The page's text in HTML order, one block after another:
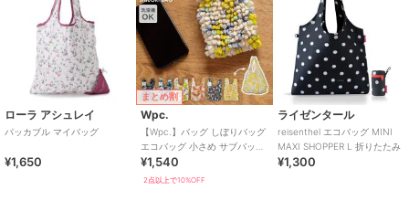
ローラ アシュレイ
パッカブル マイバッグ
¥1,650
まとめ割
Wpc.
【Wpc.】バッグ しぼりバッグ
エコバッグ 小さめ サブバッグ
コンパクト 洗濯可能 レディ
ース
¥1,540
2点以上で10%OFF
ライゼンタール
reisenthel エコバッグ MINI
MAXI SHOPPER L 折りたたみ
¥1,300